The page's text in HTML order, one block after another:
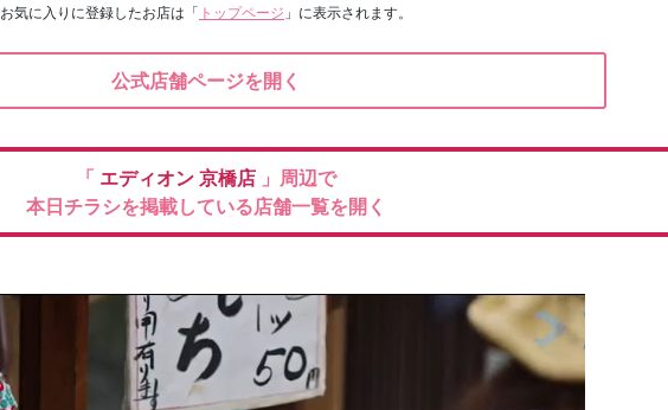
お気に入りに登録したお店は 「 トップページ 」に表示されます。
公式店舗ページを開く
「 エディオン 京橋店 」周辺で
本日チラシを掲載している店舗一覧を開く